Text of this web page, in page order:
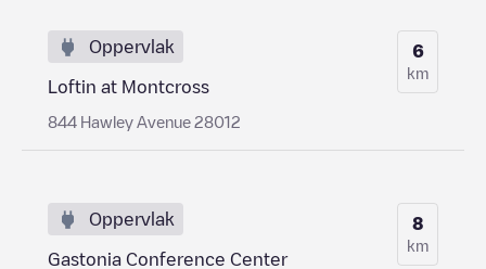
Oppervlak
Loftin at Montcross
844 Hawley Avenue 28012
6
km
Oppervlak
Gastonia Conference Center
8
km